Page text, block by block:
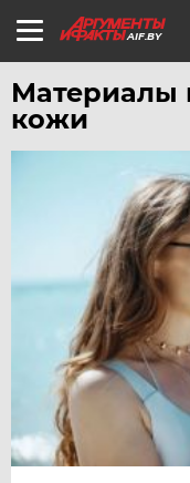
AIF.BY
Материалы
кожи